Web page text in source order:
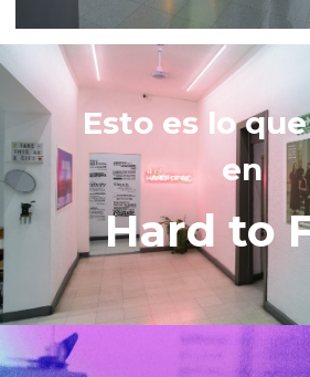
Esto es lo
en
Hard to